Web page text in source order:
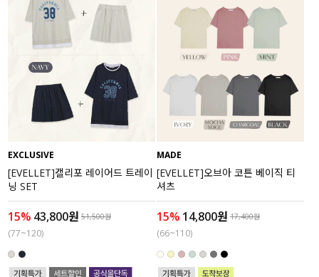
EXCLUSIVE
[EVELLET]캘리포 레이어드 트레이
닝 SET
15% 43,800원 51,500원
(77~120)
MADE
[EVELLET]오브아 코튼 베이직 티
셔츠
15% 14,800원 17,400원
(66~110)